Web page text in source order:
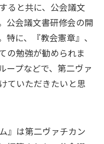
ると共に、公会議文
公会議文書研修会の開
に、『教会憲章』、
の勉強が勧められま
ープなどで、第二ヴァ
ていただきたいと思
』は第二ヴァチカン